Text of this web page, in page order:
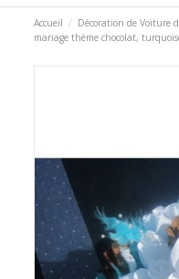
Accueil Décoration de Voiture
mariage thème chocolat,